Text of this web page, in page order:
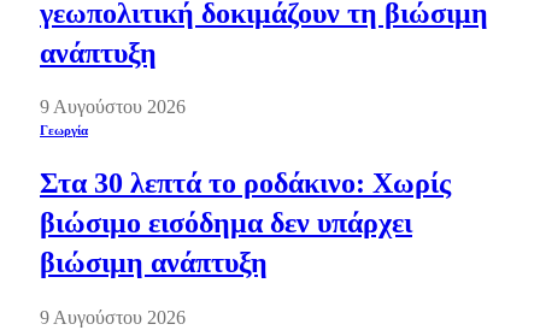
γεωπολιτική δοκιμάζουν τη βιώσιμη
ανάπτυξη
9 Αυγούστου 2026
Γεωργία
Στα 30 λεπτά το ροδάκινο: Χωρίς
βιώσιμο εισόδημα δεν υπάρχει
βιώσιμη ανάπτυξη
9 Αυγούστου 2026